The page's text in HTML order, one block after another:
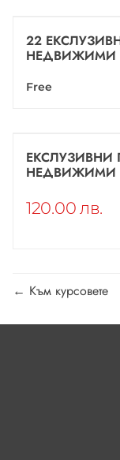
22
НЕДВИЖИМИ
Free
ЕКСЛУЗИВНИ
НЕДВИЖИМИ
120.00 лв.
Към курсовете